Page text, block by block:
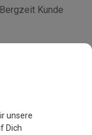
Bergzeit Kunde
unsere
Dich